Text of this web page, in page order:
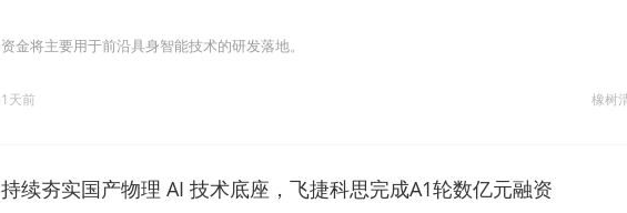
资金将主要用于前沿具身智能技术的研发落地。
橡树
1天前
持续夯实国产物理 AI 技术底座，飞捷科思完成A1轮数亿元融资